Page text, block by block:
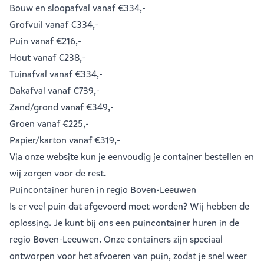
Bouw en sloopafval vanaf €334,-
Grofvuil vanaf €334,-
Puin vanaf €216,-
Houtvanaf €238,-
Tuinafval vanaf €334,-
Dakafval vanaf €739,-
Zand/grondvanaf €349,-
Groen vanaf €225,-
Papier/karton vanaf €319,-
Via onze website kun je eenvoudig jecontainer bestellen en
wij zorgen voor de rest.
Puincontainer huren in regio Boven-Leeuwen
Is er veel puin dat afgevoerd moet worden? Wij hebben de
oplossing. Je kunt bij ons een puincontainer huren in de
regio Boven-Leeuwen. Onze containers zijn speciaal
ontworpen voor het afvoeren van puin, zodat je snel weer